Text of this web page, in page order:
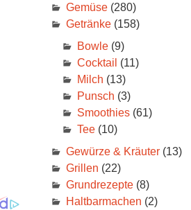
Gemüse(280)
Getränke(158)
Bowle(9)
Cocktail (11)
Milch (13)
Punsch (3)
Smoothies(61)
Tee(10)
Gewürze & Kräuter(13)
Grillen (22)
Grundrezepte(8)
Haltbarmachen (2)